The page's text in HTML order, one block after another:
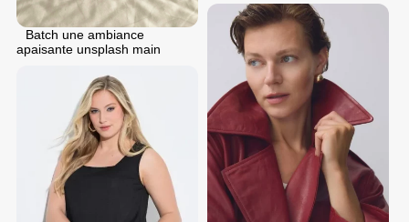
Batch une ambiance
apaisante unsplash main